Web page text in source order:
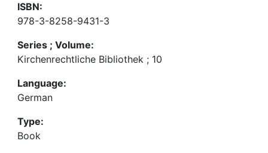
ISBN:
978-3-8258-9431-3
Series ; Volume:
Kirchenrechtliche Bibliothek ; 10
Language:
German
Type:
Book